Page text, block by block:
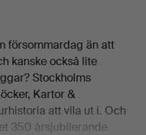
försommardag än att
kanske också lite
Stockholms
Kartor &
att vila ut i. Och
350 årsjubilerande